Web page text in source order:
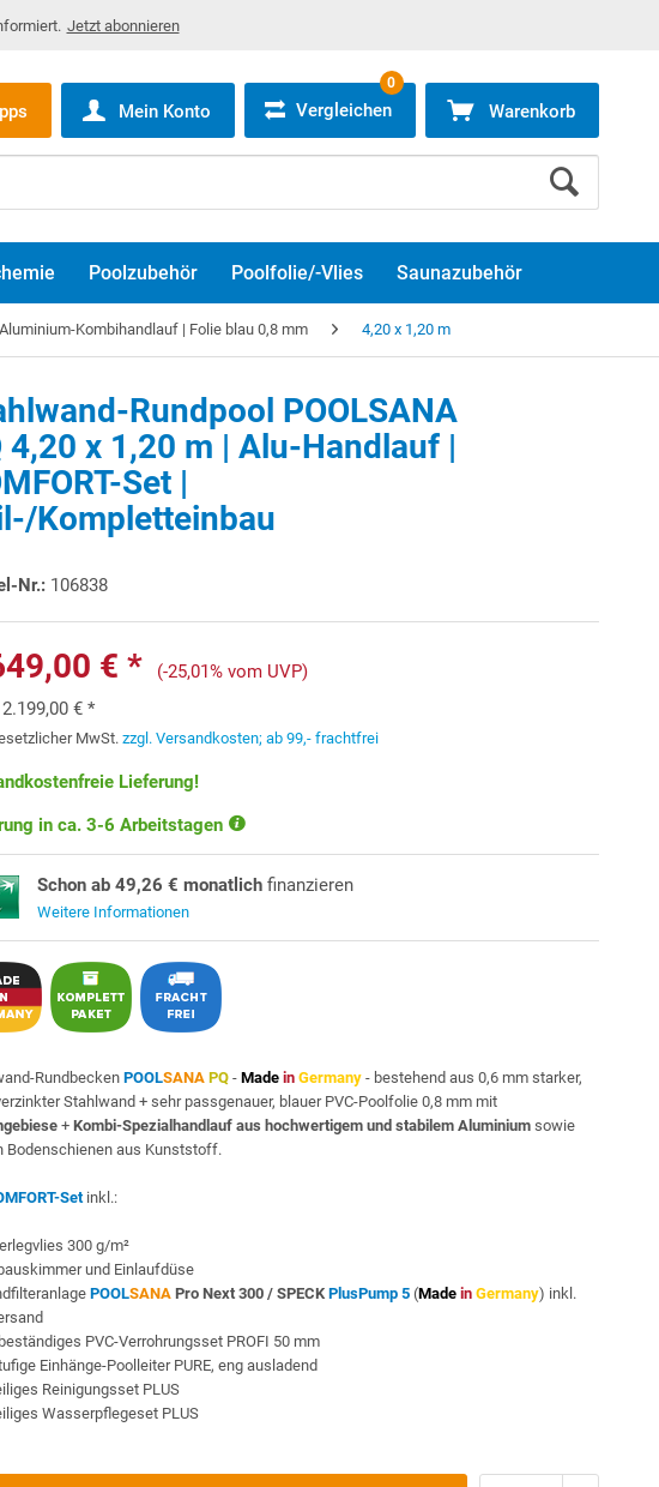
Jetzt abonnieren
Mein Konto Vergleichen
0
Warenkorb
Poolzubehör Poolfolie/-Vlies Saunazubehör
Kombihandlauf | Folie blau 0,8 mm 4,20 x 1,20 m
Rundpool POOLSANA
4,20 x 1,20 m | Alu-Handlauf |
Set |
Kompletteinbau
Nr.: 106838
€ *
(-25,01% vom UVP)
2.199,00 € *
MwSt.zzgl. Versandkosten; ab 99,- frachtfrei
Lieferung!
in ca. 3-6 Arbeitstagen
Schon ab 49,26 € monatlich finanzieren
Weitere Informationen
RundbeckenPOOLSANA PQ -Made in Germany - bestehend aus 0,6 mm starker,
Stahlwand + sehr passgenauer, blauer PVC-Poolfolie 0,8 mm mit
+Kombi-Spezialhandlauf aus hochwertigem und stabilem Aluminium sowie
Bodenschienen aus Kunststoff.
Setinkl.:
300 g/m²
und Einlaufdüse
POOLSANA Pro Next 300 / SPECK PlusPump 5 (Made in Germany) inkl.
PVC-Verrohrungsset PROFI 50 mm
Einhänge-Poolleiter PURE, eng ausladend
Reinigungsset PLUS
Wasserpflegeset PLUS